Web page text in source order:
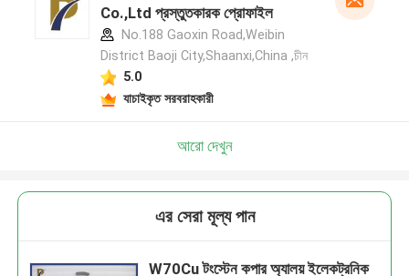
Co.,Ltd প্রস্তুতকারক প্রোফাইল
No.188 Gaoxin Road,Weibin
District Baoji City,Shaanxi,China ,চীন
5.0
যাচাইকৃত সরবরাহকারী
আরো দেখুন
এর সেরা মূল্য পান
W70Cu টংস্টেন কপার অ্যালয় ইলেকট্রনিক